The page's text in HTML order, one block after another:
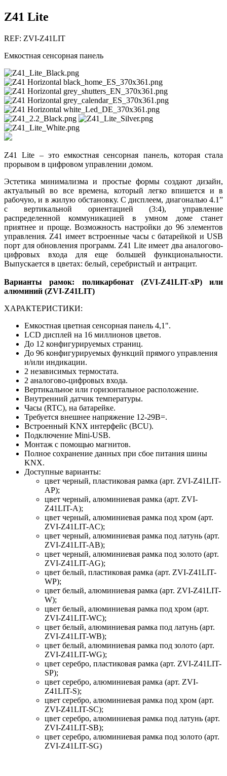
Z41 Lite
REF: ZVI-Z41LIT
Емкостная сенсорная панель
Z41 Lite – это емкостная сенсорная панель, которая стала
прорывом в цифровом управлении домом.
Эстетика минимализма и простые формы создают дизайн,
актуальный во все времена, который легко впишется и в
рабочую, и в жилую обстановку. С дисплеем, диагональю 4.1”
c вертикальной ориентацией (3:4), управление
распределенной коммуникацией в умном доме станет
приятнее и проще. Возможность настройки до 96 элементов
управления. Z41 имеет встроенные часы с батарейкой и USB
порт для обновления программ. Z41 Lite имеет два аналогово-
цифровых входа для еще большей функциональности.
Выпускается в цветах: белый, серебристый и антрацит.
Варианты рамок: поликарбонат (ZVI-Z41LIT-xP) или
алюминий (ZVI-Z41LIT)
ХАРАКТЕРИСТИКИ:
Емкостная цветная сенсорная панель 4,1".
LCD дисплей на 16 миллионов цветов.
До 12 конфигурируемых страниц.
До 96 конфигурируемых функций прямого управления
и/или индикации.
2 независимых термостата.
2 аналогово-цифровых входа.
Вертикальное или горизонтальное расположение.
Внутренний датчик температуры.
Часы (RTC), на батарейке.
Требуется внешнее напряжение 12-29В=.
Встроенный KNX интерфейс (BCU).
Подключение Mini-USB.
Монтаж с помощью магнитов.
Полное сохранение данных при сбое питания шины
KNX.
Доступные варианты:
цвет черный, пластиковая рамка (арт. ZVI-Z41LIT-
AP);
цвет черный, алюминиевая рамка (арт. ZVI-
Z41LIT-A);
цвет черный, алюминиевая рамка под хром (арт.
ZVI-Z41LIT-AC);
цвет черный, алюминиевая рамка под латунь (арт.
ZVI-Z41LIT-AB);
цвет черный, алюминиевая рамка под золото (арт.
ZVI-Z41LIT-AG);
цвет белый, пластиковая рамка (арт. ZVI-Z41LIT-
WP);
цвет белый, алюминиевая рамка (арт. ZVI-Z41LIT-
W);
цвет белый, алюминиевая рамка под хром (арт.
ZVI-Z41LIT-WC);
цвет белый, алюминиевая рамка под латунь (арт.
ZVI-Z41LIT-WB);
цвет белый, алюминиевая рамка под золото (арт.
ZVI-Z41LIT-WG);
цвет серебро, пластиковая рамка (арт. ZVI-Z41LIT-
SP);
цвет серебро, алюминиевая рамка (арт. ZVI-
Z41LIT-S);
цвет серебро, алюминиевая рамка под хром (арт.
ZVI-Z41LIT-SC);
цвет серебро, алюминиевая рамка под латунь (арт.
ZVI-Z41LIT-SB);
цвет серебро, алюминиевая рамка под золото (арт.
ZVI-Z41LIT-SG)